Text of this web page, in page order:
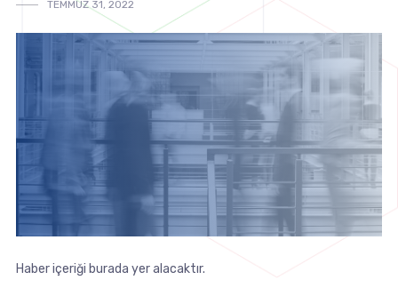
TEMMUZ 31, 2022
Haber içeriği burada yer alacaktır.